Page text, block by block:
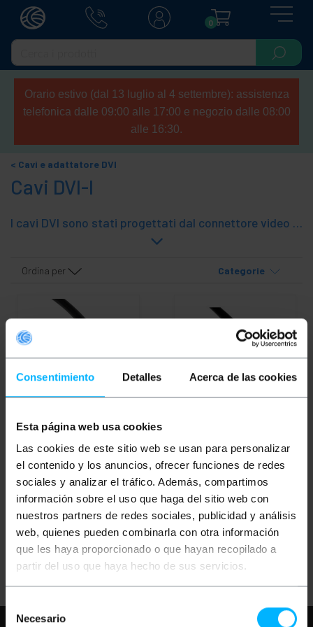
Consentimiento Detalles Acerca de las cookies
Esta página web usa cookies
Las cookies de este sitio web se usan para personalizar
el contenido y los anuncios, ofrecer funciones de redes
sociales y analizar el tráfico. Además, compartimos
información sobre el uso que haga del sitio web con
nuestros partners de redes sociales, publicidad y análisis
web, quienes pueden combinarla con otra información
que les haya proporcionado o que hayan recopilado a
partir del uso que haya hecho de sus servicios.
Selección
Necesario
0
Orario estivo (dal 13 luglio al 4 settembre): assistenza
telefonica dalle 09:00 alle 17:00 e negozio dalle 08:00
alle 16:30.
Cavi e adattatore DVI
Cavi DVI-I
I cavi DVI sono stati progettati dal connettore video micro-cross da un proiettore di Video Electronics Standard Association (VESA). L'idea è di fornire un connettore superiore video all'uscita VGA. Questa tecnologia supporta una larghezza di banda di 2 GHz in termini di video RGB e linee di clock. Qualità della RFI e EMI schermato.
Ordina per Categorie
a DVI-I maschio di 5 m
DUAL-LINK
PVP
10,96€
10,96€ IVA inc.
PVD
8,56€
Consegna immediata
REF:
Quantità
a DVI-I femmina 7 m
PVP
2,66€
1,86€
PVD
2,33€
1,63€
Consegna immediata
Quantità